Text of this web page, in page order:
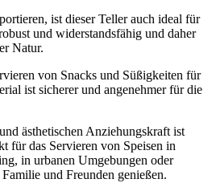
ist dieser Teller auch ideal für
und widerstandsfähig und daher
Natur.
von Snacks und Süßigkeiten für
ist sicherer und angenehmer für die
ästhetischen Anziehungskraft ist
für das Servieren von Speisen in
in urbanen Umgebungen oder
und Freunden genießen.